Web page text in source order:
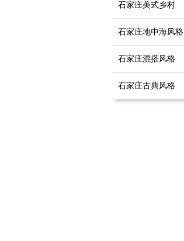
石家庄美式乡村
石家庄地中海风格
石家庄混搭风格
石家庄古典风格